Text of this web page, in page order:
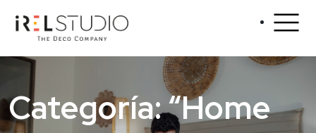
Categoría: “Home